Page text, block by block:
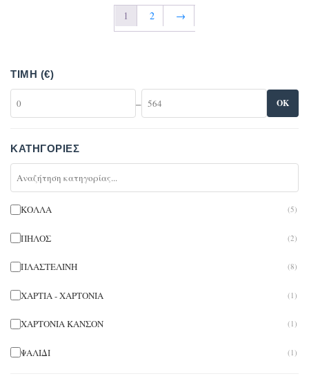
1 2 →
ΤΙΜΉ (€)
– OK
ΚΑΤΗΓΟΡΊΕΣ
ΚΟΛΛΑ (5)
ΠΗΛΟΣ (2)
ΠΛΑΣΤΕΛΙΝΗ (8)
ΧΑΡΤΙΑ - ΧΑΡΤΟΝΙΑ (1)
ΧΑΡΤΟΝΙΑ ΚΑΝΣΟΝ (1)
ΨΑΛΙΔΙ (1)